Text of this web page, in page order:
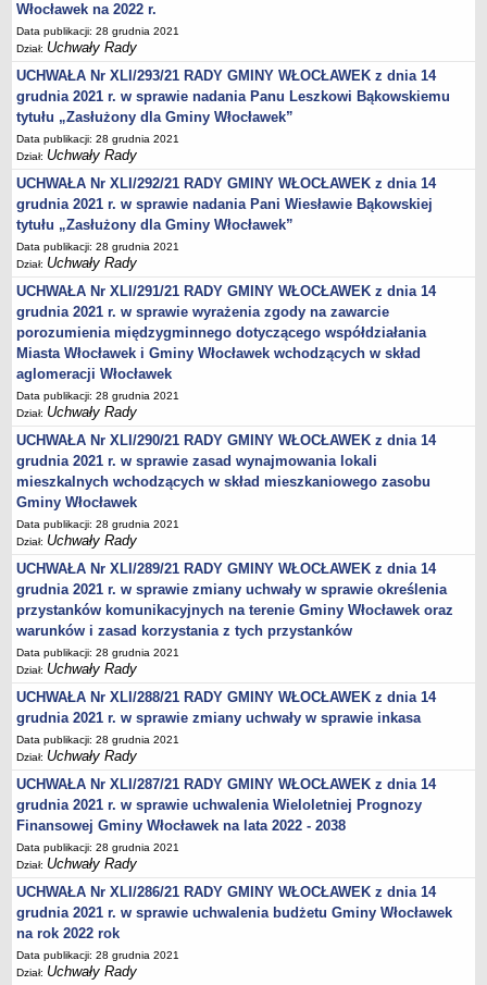
Wniosek o udostępnienie informacji publicznej
PRAWO LOKALNE
Strategia rozwoju
Zagospodarowanie przestrzenne
Program opieki nad zabytkami
Według roczników
DZIAŁ WYBORCZY
Wybory Prezydenckie 28 czerwca 2020
Wybory Prezydenckie 2020
Wybory do Sejmu i do Senatu 2019
Wybory posłów do Parlamentu Europejskiego 2019
Wybory Samorządowe 2018 r.
Wybory ławników na kadencję 2020 – 2023
DZIAŁ OGŁOSZEŃ
Roczny Program Współpracy Gminy Włocławek z organizacjami
pozarządowymi - Konsultacje
Nowe statuty sołectw - Konsultacje
Konsultacje 2020 - zmiana granic
Nieodpłatna pomoc prawna
Obwieszczenia Wójta Gminy
Obwieszczenia Wojewody
Obwieszczenia innych organów
Obwieszczenia o sprzedaży
Informacje i Ogłoszenia
Ogłoszenia dot. nieruchomości
Sprawozdania Wójta Gminy
Zawiadomienia
Nabór pracowników
Konkursy - gminne jednostki organizacyjne
Rejestry
Petycje kierowane do Rady Gminy
Petycje kierowane do Wójta Gminy
Raporty o stanie Gminy
Petycje
Dostępność cyfrowa strony podmiotowej BIP
Włocławek na 2022 r.
Data publikacji: 28 grudnia 2021
Dział: Uchwały Rady
UCHWAŁA Nr XLI/293/21 RADY GMINY WŁOCŁAWEK z dnia 14
grudnia 2021 r. w sprawie nadania Panu Leszkowi Bąkowskiemu
tytułu „Zasłużony dla Gminy Włocławek”
Data publikacji: 28 grudnia 2021
Dział: Uchwały Rady
UCHWAŁA Nr XLI/292/21 RADY GMINY WŁOCŁAWEK z dnia 14
grudnia 2021 r. w sprawie nadania Pani Wiesławie Bąkowskiej
tytułu „Zasłużony dla Gminy Włocławek”
Data publikacji: 28 grudnia 2021
Dział: Uchwały Rady
UCHWAŁA Nr XLI/291/21 RADY GMINY WŁOCŁAWEK z dnia 14
grudnia 2021 r. w sprawie wyrażenia zgody na zawarcie
porozumienia międzygminnego dotyczącego współdziałania
Miasta Włocławek i Gminy Włocławek wchodzących w skład
aglomeracji Włocławek
Data publikacji: 28 grudnia 2021
Dział: Uchwały Rady
UCHWAŁA Nr XLI/290/21 RADY GMINY WŁOCŁAWEK z dnia 14
grudnia 2021 r. w sprawie zasad wynajmowania lokali
mieszkalnych wchodzących w skład mieszkaniowego zasobu
Gminy Włocławek
Data publikacji: 28 grudnia 2021
Dział: Uchwały Rady
UCHWAŁA Nr XLI/289/21 RADY GMINY WŁOCŁAWEK z dnia 14
grudnia 2021 r. w sprawie zmiany uchwały w sprawie określenia
przystanków komunikacyjnych na terenie Gminy Włocławek oraz
warunków i zasad korzystania z tych przystanków
Data publikacji: 28 grudnia 2021
Dział: Uchwały Rady
UCHWAŁA Nr XLI/288/21 RADY GMINY WŁOCŁAWEK z dnia 14
grudnia 2021 r. w sprawie zmiany uchwały w sprawie inkasa
Data publikacji: 28 grudnia 2021
Dział: Uchwały Rady
UCHWAŁA Nr XLI/287/21 RADY GMINY WŁOCŁAWEK z dnia 14
grudnia 2021 r. w sprawie uchwalenia Wieloletniej Prognozy
Finansowej Gminy Włocławek na lata 2022 - 2038
Data publikacji: 28 grudnia 2021
Dział: Uchwały Rady
UCHWAŁA Nr XLI/286/21 RADY GMINY WŁOCŁAWEK z dnia 14
grudnia 2021 r. w sprawie uchwalenia budżetu Gminy Włocławek
na rok 2022 rok
Data publikacji: 28 grudnia 2021
Dział: Uchwały Rady